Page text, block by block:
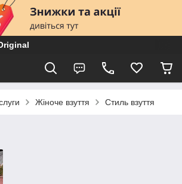
Жіноче взуття Стиль взуття